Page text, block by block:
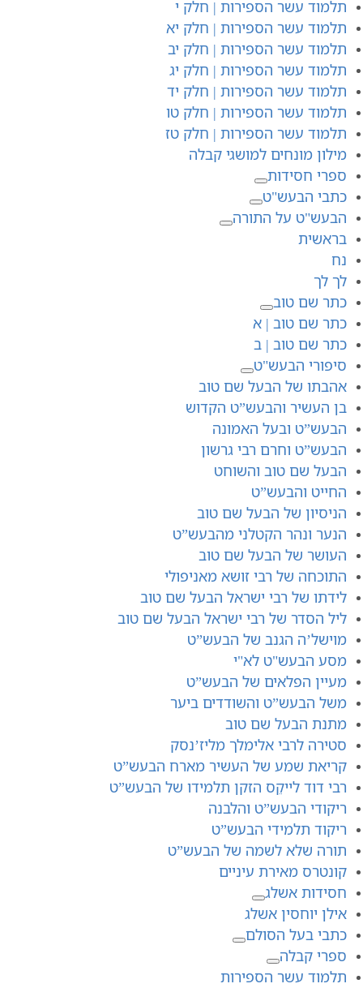
תלמוד עשר הספירות | חלק י
תלמוד עשר הספירות | חלק יא
תלמוד עשר הספירות | חלק יב
תלמוד עשר הספירות | חלק יג
תלמוד עשר הספירות | חלק יד
תלמוד עשר הספירות | חלק טו
תלמוד עשר הספירות | חלק טז
מילון מונחים למושגי קבלה
ספרי חסידות
כתבי הבעש"ט
הבעש"ט על התורה
בראשית
נח
לך לך
כתר שם טוב
כתר שם טוב | א
כתר שם טוב | ב
סיפורי הבעש"ט
אהבתו של הבעל שם טוב
בן העשיר והבעש”ט הקדוש
הבעש”ט ובעל האמונה
הבעש”ט וחרם רבי גרשון
הבעל שם טוב והשוחט
החייט והבעש”ט
הניסיון של הבעל שם טוב
הנער ונהר הקטלני מהבעש”ט
העושר של הבעל שם טוב
התוכחה של רבי זושא מאניפולי
לידתו של רבי ישראל הבעל שם טוב
ליל הסדר של רבי ישראל הבעל שם טוב
מוישל’ה הגנב של הבעש”ט
מסע הבעש"ט לא"י
מעיין הפלאים של הבעש”ט
משל הבעש”ט והשודדים ביער
מתנת הבעל שם טוב
סטירה לרבי אלימלך מליז’נסק
קריאת שמע של העשיר מארח הבעש”ט
רבי דוד לייקֵס הזקן תלמידו של הבעש”ט
ריקודי הבעש”ט והלבנה
ריקוד תלמידי הבעש”ט
תורה שלא לשמה של הבעש”ט
קונטרס מאירת עיניים
חסידות אשלג
אילן יוחסין אשלג
כתבי בעל הסולם
ספרי קבלה
תלמוד עשר הספירות